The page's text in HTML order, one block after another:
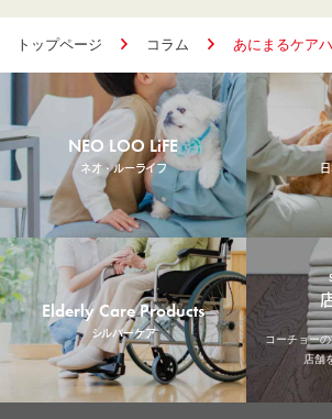
トップページ コラム あにまるケア
NEO LOO LiFE
ネオ・ルーライフ
Elderly Care Products
シルバーケア
コーチョー
店舗